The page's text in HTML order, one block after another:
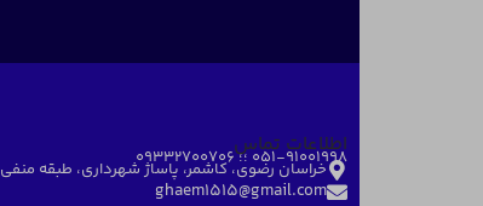
اطلاعات تماس
051-91001998 ؛؛ 09332700706
خراسان رضوی، کاشمر، پاساژ شهرداری، طبقه منفی ۱
ghaem1515@gmail.com